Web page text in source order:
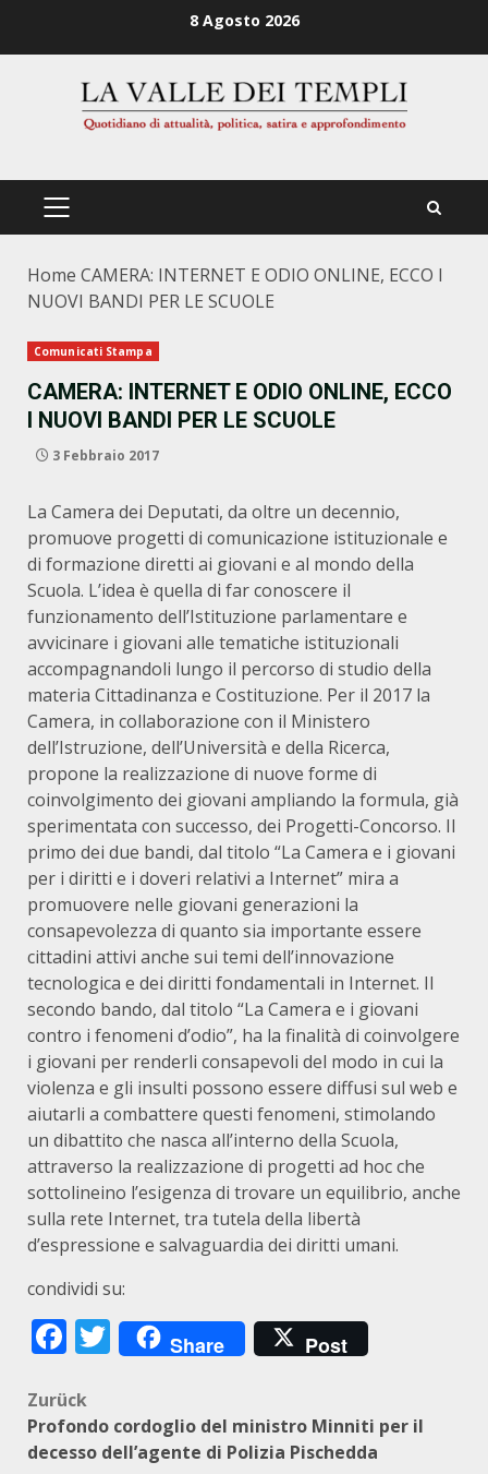
8 Agosto 2026
PRIMÄRES
Home CAMERA: INTERNET E ODIO ONLINE, ECCO I
NUOVI BANDI PER LE SCUOLE
Comunicati Stampa
CAMERA: INTERNET E ODIO ONLINE, ECCO
I NUOVI BANDI PER LE SCUOLE
3 Febbraio 2017
La Camera dei Deputati, da oltre un decennio,
promuove progetti di comunicazione istituzionale e
di formazione diretti ai giovani e al mondo della
Scuola. L’idea è quella di far conoscere il
funzionamento dell’Istituzione parlamentare e
avvicinare i giovani alle tematiche istituzionali
accompagnandoli lungo il percorso di studio della
materia Cittadinanza e Costituzione. Per il 2017 la
Camera, in collaborazione con il Ministero
dell’Istruzione, dell’Università e della Ricerca,
propone la realizzazione di nuove forme di
coinvolgimento dei giovani ampliando la formula, già
sperimentata con successo, dei Progetti-Concorso. Il
primo dei due bandi, dal titolo “La Camera e i giovani
per i diritti e i doveri relativi a Internet” mira a
promuovere nelle giovani generazioni la
consapevolezza di quanto sia importante essere
cittadini attivi anche sui temi dell’innovazione
tecnologica e dei diritti fondamentali in Internet. Il
secondo bando, dal titolo “La Camera e i giovani
contro i fenomeni d’odio”, ha la finalità di coinvolgere
i giovani per renderli consapevoli del modo in cui la
violenza e gli insulti possono essere diffusi sul web e
aiutarli a combattere questi fenomeni, stimolando
un dibattito che nasca all’interno della Scuola,
attraverso la realizzazione di progetti ad hoc che
sottolineino l’esigenza di trovare un equilibrio, anche
sulla rete Internet, tra tutela della libertà
d’espressione e salvaguardia dei diritti umani.
condividi su:
Facebook
Twitter
Share Post
Beitragsnavigation
Zurück
Profondo cordoglio del ministro Minniti per il
decesso dell’agente di Polizia Pischedda